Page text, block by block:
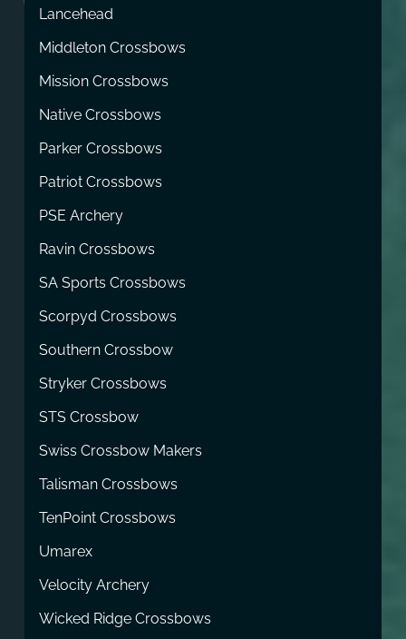
Lancehead
Middleton Crossbows
Mission Crossbows
Native Crossbows
Parker Crossbows
Patriot Crossbows
PSE Archery
Ravin Crossbows
SA Sports Crossbows
Scorpyd Crossbows
Southern Crossbow
Stryker Crossbows
STS Crossbow
Swiss Crossbow Makers
Talisman Crossbows
TenPoint Crossbows
Umarex
Velocity Archery
Wicked Ridge Crossbows